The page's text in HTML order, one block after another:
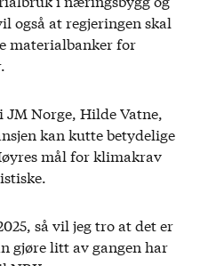
også at regjeringen skal
materialbanker for
Norge, Hilde Vatne,
kan kutte betydelige
mål for klimakrav
så vil jeg tro at det er
gjøre litt av gangen har